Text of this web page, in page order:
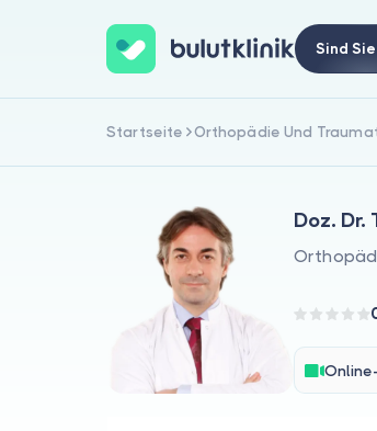
Sind
Startseite Orthopädie Und
Doz. Dr.